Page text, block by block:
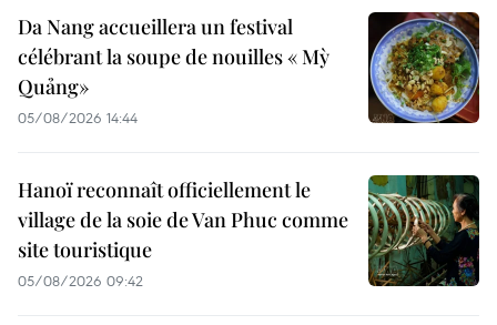
Da Nang accueillera un festival
célébrant la soupe de nouilles « Mỳ
Quảng»
05/08/2026 14:44
Hanoï reconnaît officiellement le
village de la soie de Van Phuc comme
site touristique
05/08/2026 09:42